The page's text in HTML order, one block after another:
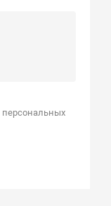
персональных